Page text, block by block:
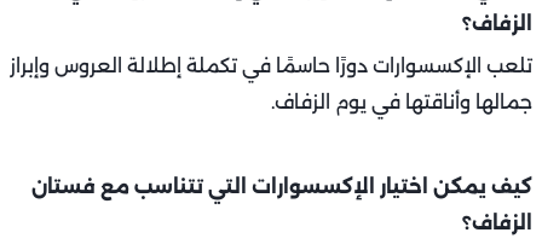
الزفاف؟
تلعب الإكسسوارات دورًا حاسمًا في تكملة إطلالة العروس وإبراز
جمالها وأناقتها في يوم الزفاف.
كيف يمكن اختيار الإكسسوارات التي تتناسب مع فستان
الزفاف؟